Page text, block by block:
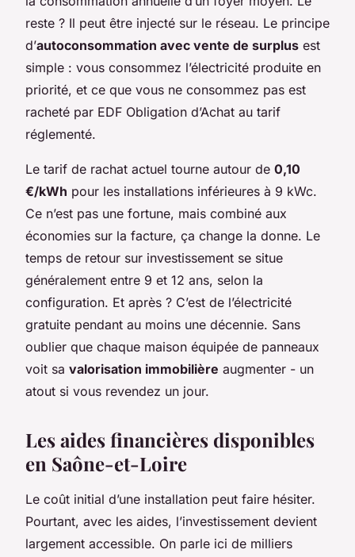
reste ? Il peut être injecté sur le réseau. Le principe
d’autoconsommation avec vente de surplus est
simple : vous consommez l’électricité produite en
priorité, et ce que vous ne consommez pas est
racheté par EDF Obligation d’Achat au tarif
réglementé.
Le tarif de rachat actuel tourne autour de 0,10
€/kWh pour les installations inférieures à 9 kWc.
Ce n’est pas une fortune, mais combiné aux
économies sur la facture, ça change la donne. Le
temps de retour sur investissement se situe
généralement entre 9 et 12 ans, selon la
configuration. Et après ? C’est de l’électricité
gratuite pendant au moins une décennie. Sans
oublier que chaque maison équipée de panneaux
voit sa valorisation immobilière augmenter - un
atout si vous revendez un jour.
Les aides financières disponibles
en Saône-et-Loire
Le coût initial d’une installation peut faire hésiter.
Pourtant, avec les aides, l’investissement devient
largement accessible. On parle ici de milliers